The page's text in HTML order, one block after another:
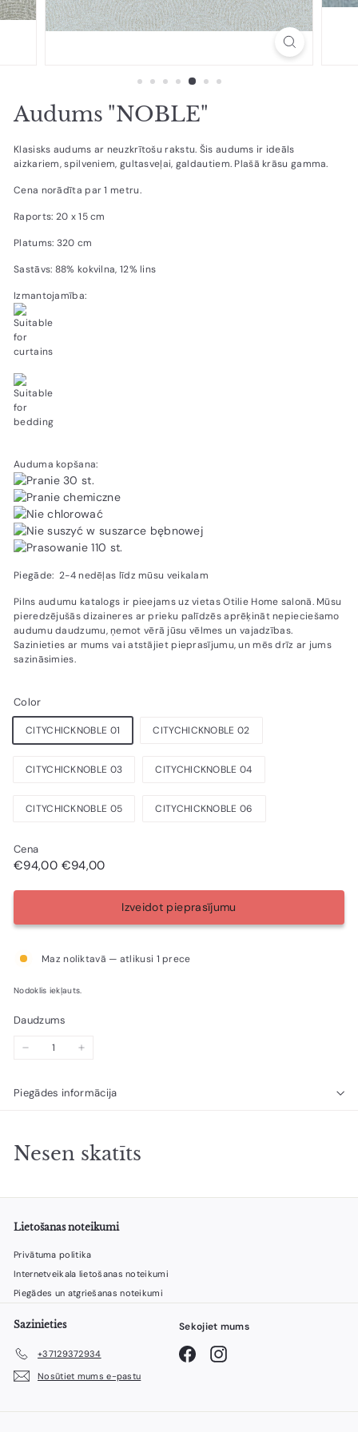
Audums "NOBLE"
Klasisks audums ar neuzkrītošu rakstu. Šis audums ir ideāls
aizkariem, spilveniem, gultasveļai, galdautiem. Plašā krāsu gamma.
Cena norādīta par 1 metru.
Raports: 20 x 15 cm
Platums: 320 cm
Sastāvs: 88% kokvilna, 12% lins
Izmantojamība:
Auduma kopšana:
Piegāde: 2-4 nedēļas līdz mūsu veikalam
Pilns audumu katalogs ir pieejams uz vietas Otilie Home salonā. Mūsu
pieredzējušās dizaineres ar prieku palīdzēs aprēķināt nepieciešamo
audumu daudzumu, ņemot vērā jūsu vēlmes un vajadzības.
Sazinieties ar mums vai atstājiet pieprasījumu, un mēs drīz ar jums
sazināsimies.
Color
CITYCHICKNOBLE 01 CITYCHICKNOBLE 02
CITYCHICKNOBLE 03 CITYCHICKNOBLE 04
CITYCHICKNOBLE 05 CITYCHICKNOBLE 06
Cena
Parastā
€94,00€94,00
Parastā
Pārdošanas
€94,00€94,00
Izveidot pieprasījumu
Maz noliktavā — atlikusi 1 prece
Nodoklis iekļauts.
Daudzums
Piegādes informācija
Nesen skatīts
Lietošanas noteikumi
Privātuma politika
Internetveikala lietošanas noteikumi
Piegādes un atgriešanas noteikumi
Sazinieties
+37129372934
Nosūtiet mums e-pastu
Sekojiet mums
FacebookInstagram